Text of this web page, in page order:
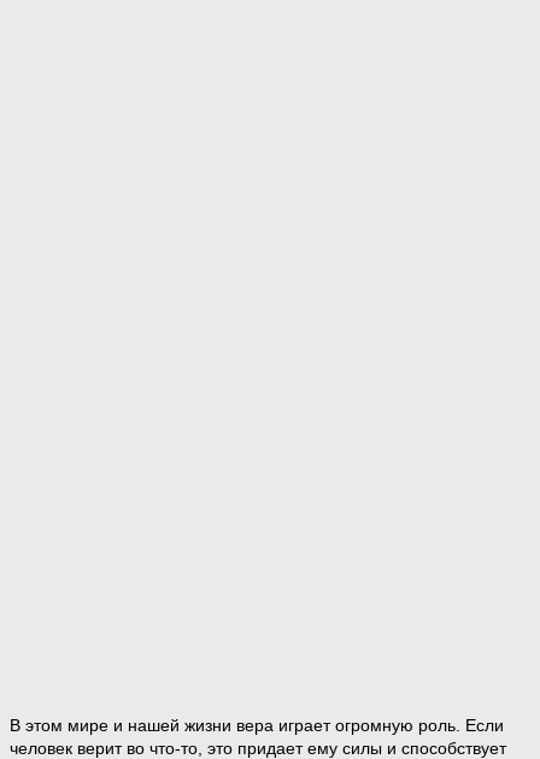
В этом мире и нашей жизни вера играет огромную роль. Если
человек верит во что-то, это придает ему силы и способствует